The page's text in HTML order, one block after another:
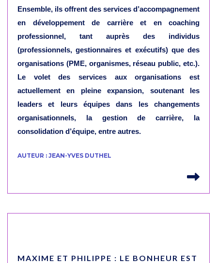
Ensemble, ils offrent des services d’accompagnement
en développement de carrière et en coaching
professionnel, tant auprès des individus
(professionnels, gestionnaires et exécutifs) que des
organisations (PME, organismes, réseau public, etc.).
Le volet des services aux organisations est
actuellement en pleine expansion, soutenant les
leaders et leurs équipes dans les changements
organisationnels, la gestion de carrière, la
consolidation d’équipe, entre autres.
AUTEUR : JEAN-YVES DUTHEL
MAXIME ET PHILIPPE : LE BONHEUR EST